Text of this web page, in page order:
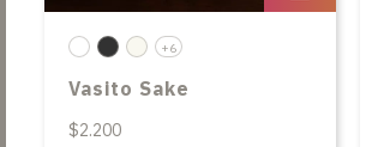
+6
Vasito Sake
$2.200